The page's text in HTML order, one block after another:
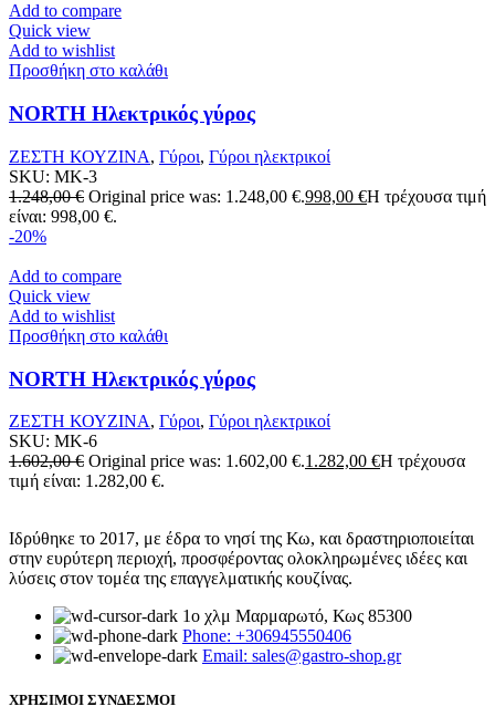
Add to compare
Quick view
Add to wishlist
Προσθήκη στο καλάθι
NORTH Ηλεκτρικός γύρος
ΖΕΣΤΗ ΚΟΥΖΙΝΑ, Γύροι, Γύροι ηλεκτρικοί
SKU: MK-3
1.248,00€ Original price was: 1.248,00 €.998,00 €Η τρέχουσα τιμή
είναι: 998,00 €.
-20%
Add to compare
Quick view
Add to wishlist
Προσθήκη στο καλάθι
NORTH Ηλεκτρικός γύρος
ΖΕΣΤΗ ΚΟΥΖΙΝΑ, Γύροι, Γύροι ηλεκτρικοί
SKU: MK-6
1.602,00€ Original price was: 1.602,00 €.1.282,00 €Η τρέχουσα
τιμή είναι: 1.282,00 €.
Ιδρύθηκε το 2017, με έδρα το νησί της Κω, και δραστηριοποιείται
στην ευρύτερη περιοχή, προσφέροντας ολοκληρωμένες ιδέες και
λύσεις στον τομέα της επαγγελματικής κουζίνας.
1ο χλμ Μαρμαρωτό, Κως 85300
Phone: +306945550406
Email: sales@gastro-shop.gr
ΧΡΗΣΙΜΟΙ ΣΥΝΔΕΣΜΟΙ